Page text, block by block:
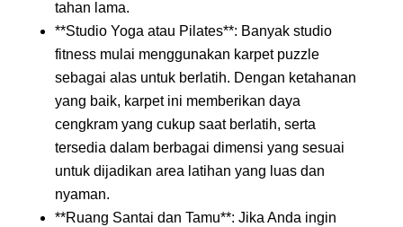
tahan lama.
**Studio Yoga atau Pilates**: Banyak studio
fitness mulai menggunakan karpet puzzle
sebagai alas untuk berlatih. Dengan ketahanan
yang baik, karpet ini memberikan daya
cengkram yang cukup saat berlatih, serta
tersedia dalam berbagai dimensi yang sesuai
untuk dijadikan area latihan yang luas dan
nyaman.
**Ruang Santai dan Tamu**: Jika Anda ingin